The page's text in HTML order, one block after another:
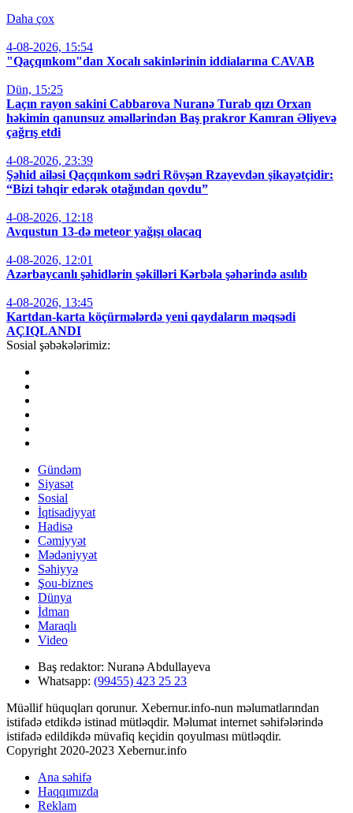
Daha çox
4-08-2026, 15:54
"Qaçqınkom"dan Xocalı sakinlərinin iddialarına CAVAB
Dün, 15:25
Laçın rayon sakini Cabbarova Nuranə Turab qızı Orxan
həkimin qanunsuz əməllərindən Baş prakror Kamran Əliyevə
çağrış etdi
4-08-2026, 23:39
Şəhid ailəsi Qaçqınkom sədri Rövşən Rzayevdən şikayətçidir:
“Bizi təhqir edərək otağından qovdu”
4-08-2026, 12:18
Avqustun 13-də meteor yağışı olacaq
4-08-2026, 12:01
Azərbaycanlı şəhidlərin şəkilləri Kərbəla şəhərində asılıb
4-08-2026, 13:45
Kartdan-karta köçürmələrdə yeni qaydaların məqsədi
AÇIQLANDI
Sosial şəbəkələrimiz:
Gündəm
Siyasət
Sosial
İqtisadiyyat
Hadisə
Cəmiyyət
Mədəniyyət
Səhiyyə
Şou-biznes
Dünya
İdman
Maraqlı
Video
Baş redaktor: Nuranə Abdullayeva
Whatsapp: (99455) 423 25 23
Müəllif hüquqları qorunur. Xebernur.info-nun məlumatlarından
istifadə etdikdə istinad mütləqdir. Məlumat internet səhifələrində
istifadə edildikdə müvafiq keçidin qoyulması mütləqdir.
Copyright 2020-2023 Xebernur.info
Ana səhifə
Haqqımızda
Reklam